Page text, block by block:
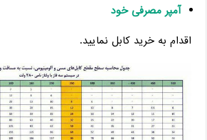
آمپر مصرفی خود
اقدام به خرید کابل نمایید.